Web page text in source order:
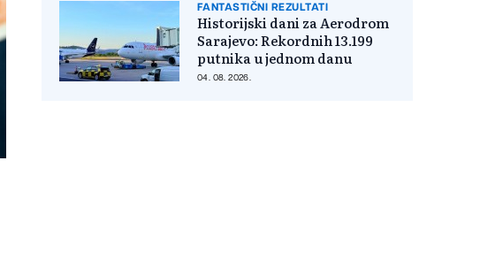
FANTASTIČNI REZULTATI
Historijski dani za Aerodrom
Sarajevo: Rekordnih 13.199
putnika u jednom danu
04. 08. 2026.